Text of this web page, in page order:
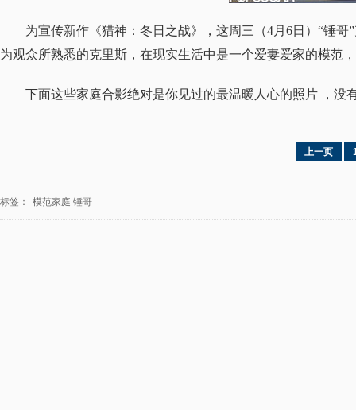
为宣传新作《猎神：冬日之战》，这周三（4月6日）“锤
为观众所熟悉的克里斯，在现实生活中是一个爱妻爱家的模范
下面这些家庭合影绝对是你见过的最温暖人心的照片 ，没
上一页
标签： 模范家庭 锤哥